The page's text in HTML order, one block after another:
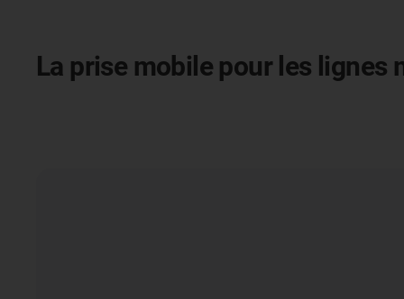
La prise mobile pour les lignes